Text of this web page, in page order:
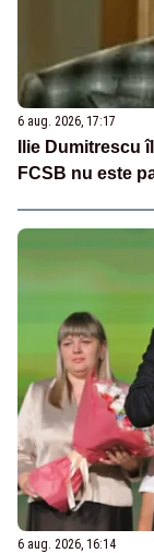
6 aug. 2026, 17:17
Ilie Dumitrescu
FCSB nu este
6 aug. 2026, 16:14